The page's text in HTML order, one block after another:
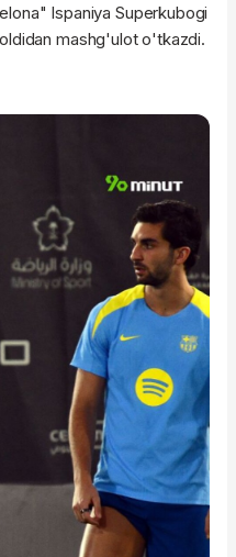
Ispaniya Superkubogi
mashg'ulot o'tkazdi.